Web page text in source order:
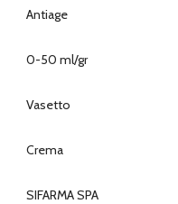
Antiage
0-50 ml/gr
Vasetto
Crema
SIFARMA SPA